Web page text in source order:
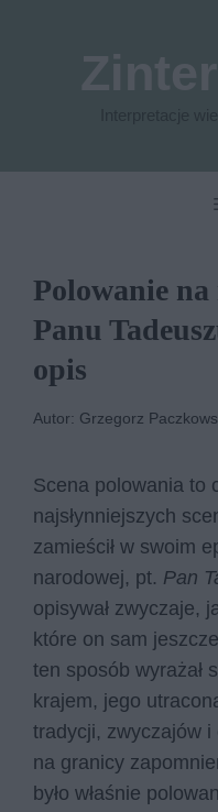
Polowanie
Panu
opis
Autor: Grzegorz
Scena polowania to
najsłynniejszych
zamieścił w swoim
narodowej, pt. Pan
opisywał zwyczaje,
które on sam
ten sposób wyrażał
krajem, jego
tradycji, zwyczajów i
na granicy
było właśnie